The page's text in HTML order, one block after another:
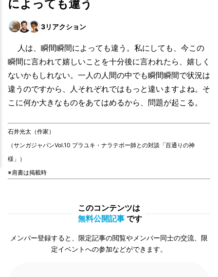
によっても違う
3リアクション
人は、瞬間瞬間によっても違う。私にしても、今この
瞬間に言われて嬉しいことを十分後に言われたら、嬉しく
ないかもしれない。一人の人間の中でも瞬間瞬間で状況は
違うのですから、人それぞれではもっと違いますよね。そ
こに何か大きなものをあてはめるから、問題が起こる。
石井光太（作家）
（サンガジャパンVol.10 プラユキ・ナラテボー師との対談「百通りの神
様」）
※肩書は掲載時
このコンテンツは
無料公開記事 です
メンバー登録すると、限定記事の閲覧やメンバー同士の交流、限
定イベントへの参加などができます。